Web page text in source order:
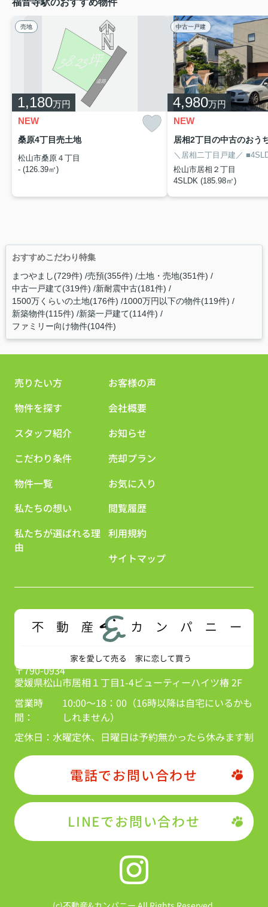
福音寺駅のおすすめ物件
売地
1,180万円
NEW
桑原4丁目売土地
松山市桑原４丁目
- (126.39㎡)
中古一戸建
4,980万円
NEW
＼居相二丁目戸建／ ■4SLDKの
松山市居相２丁目
4SLDK (185.98㎡)
おすすめこだわり特集
まつやまし(729件) 売預(355件) 土地・売地(351件)
中古一戸建て(319件) 新耐震中古(181件)
1500万くらいの土地(176件) 1000万円以下の物件(119件)
新築物件(115件) 新築一戸建て(114件)
ファミリー向け物件(104件)
売りたい方
物件を探す
スタッフ紹介
こだわり条件
物件一覧
私たちの想い
私たちが選ばれる理
由
お客様の声
会社概要
お知らせ
売却プラン
お気に入り
閲覧履歴
利用規約
サイトマップ
〒790-0934
愛媛県松山市居相１丁目1-4ビューティーハイツ椿 2F
営業時
間：
10:00～18：00（16時以降は自宅にいるかも
しれません）
定休日： 水曜定休、日曜日は予約無かったら休みます制
電話でお問い合わせ
LINEでお問い合わせ